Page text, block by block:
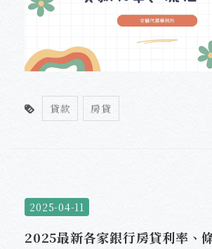
貸款 房貸
2025-04-11
2025最新各家銀行房貸利率、